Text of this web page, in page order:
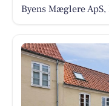
Byens Mæglere